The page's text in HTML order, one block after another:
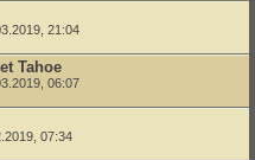
21:04
Tahoe
06:07
07:34